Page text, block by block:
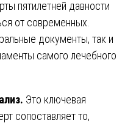
пятилетней давности
от современных.
документы, так и
самого лечебного
Это ключевая
сопоставляет то,